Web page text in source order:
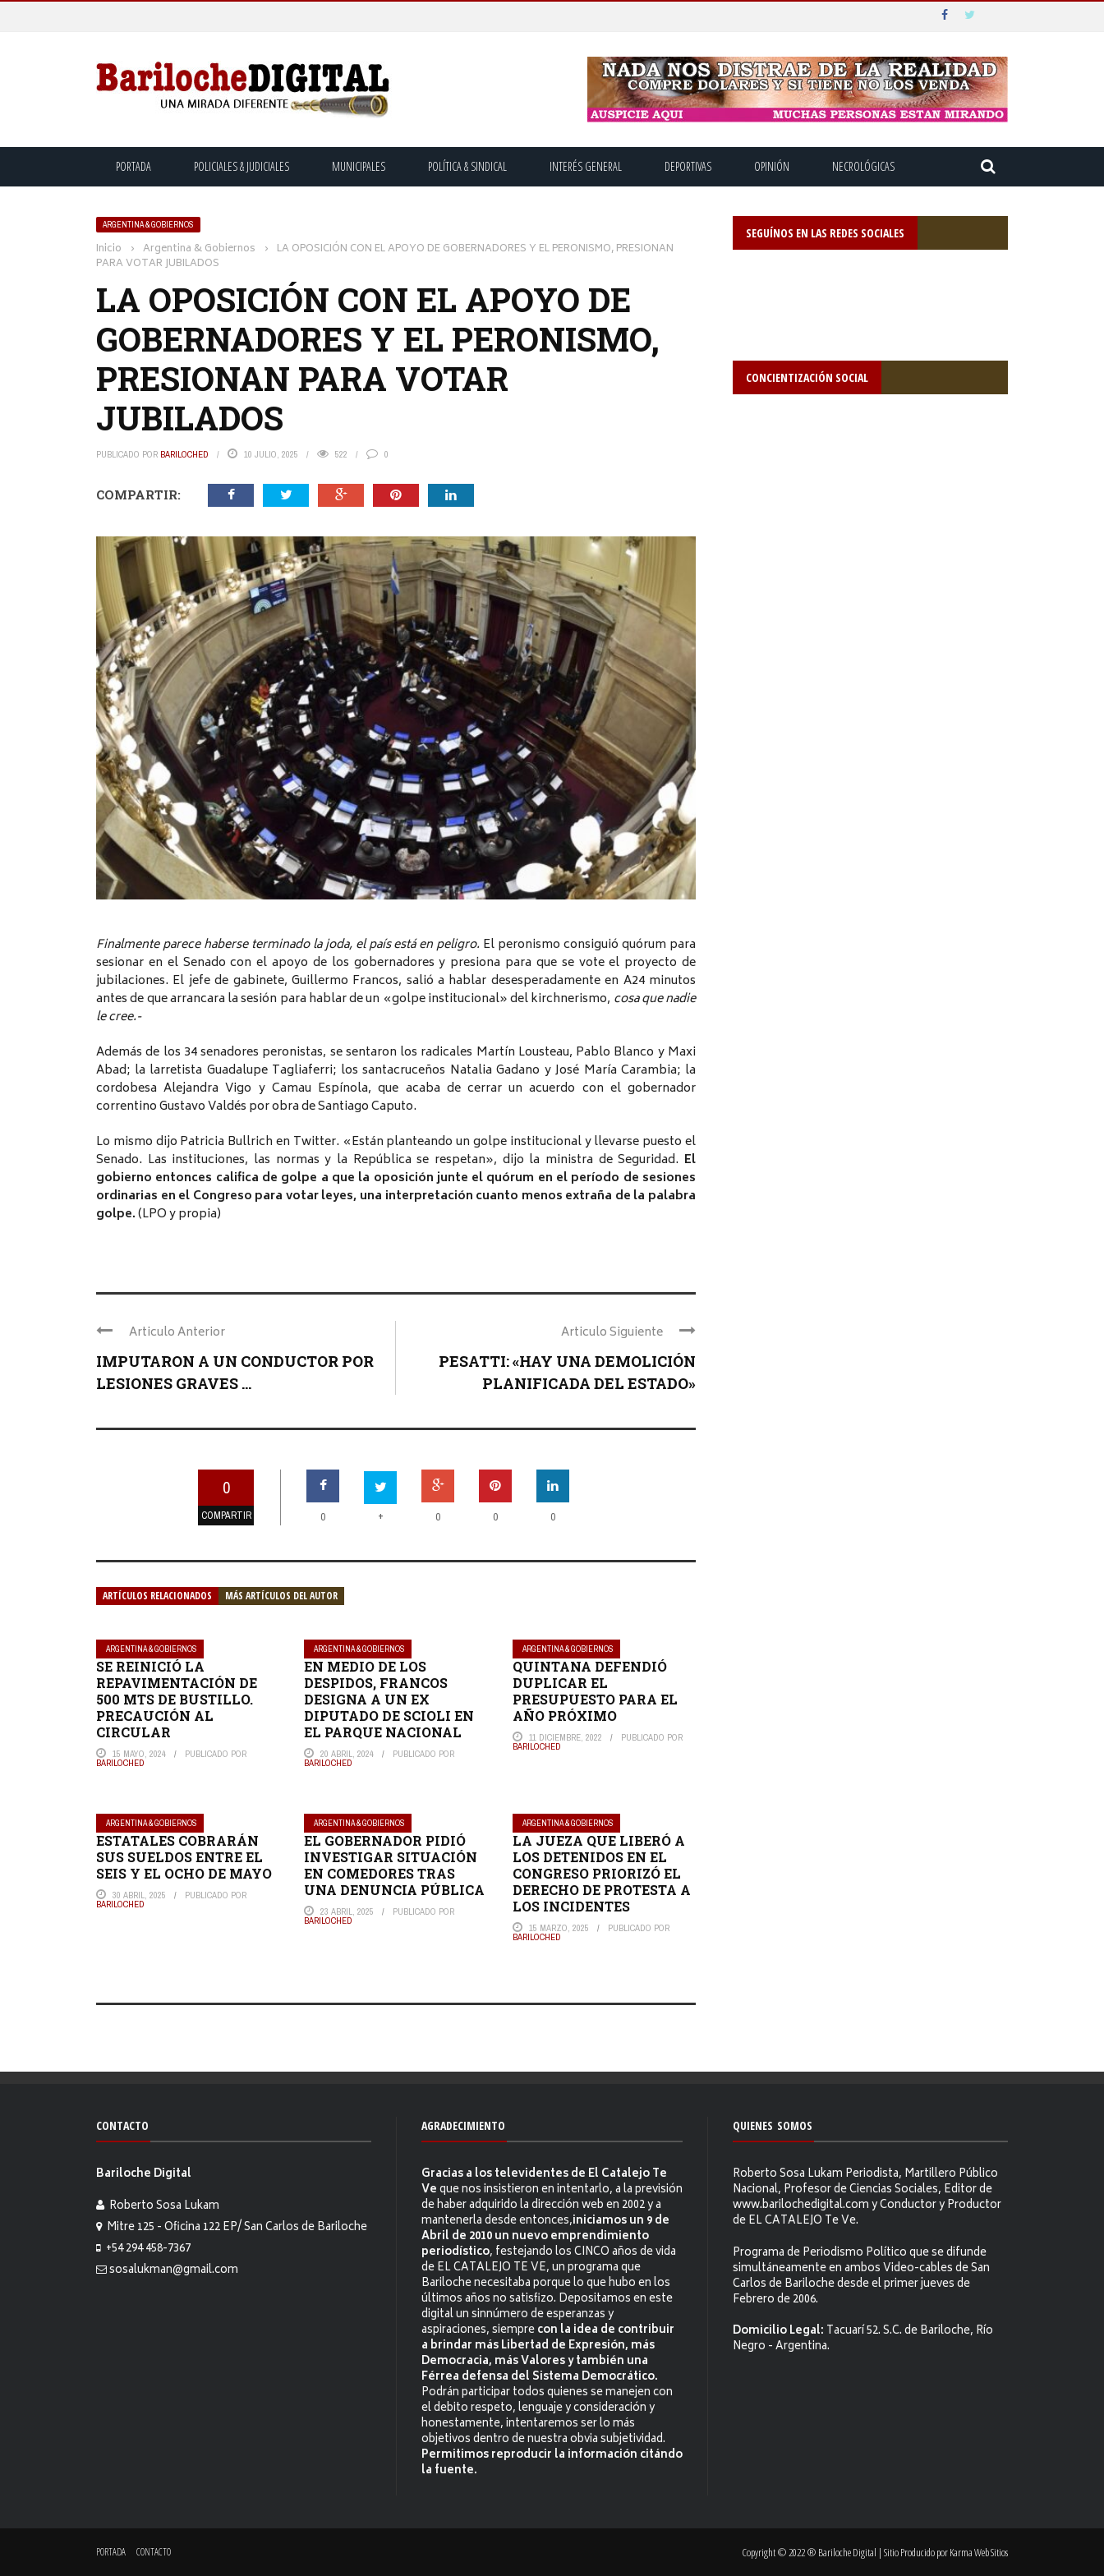
PORTADA POLICIALES & JUDICIALES MUNICIPALES POLÍTICA & SINDICAL INTERÉS GENERAL DEPORTIVAS OPINIÓN NECROLÓGICAS
ARGENTINA & GOBIERNOS
Inicio › Argentina & Gobiernos › LA OPOSICIÓN CON EL APOYO DE GOBERNADORES Y EL PERONISMO, PRESIONAN
PARA VOTAR JUBILADOS
LA OPOSICIÓN CON EL APOYO DE
GOBERNADORES Y EL PERONISMO,
PRESIONAN PARA VOTAR
JUBILADOS
PUBLICADO POR BARILOCHED 10 JULIO, 2025 522 0
COMPARTIR:
Finalmente parece haberse terminado la joda, el país está en peligro. El peronismo consiguió quórum para
sesionar en el Senado con el apoyo de los gobernadores y presiona para que se vote el proyecto de
jubilaciones. El jefe de gabinete, Guillermo Francos, salió a hablar desesperadamente en A24 minutos
antes de que arrancara la sesión para hablar de un «golpe institucional» del kirchnerismo, cosa que nadie
le cree.-
Además de los 34 senadores peronistas, se sentaron los radicales Martín Lousteau, Pablo Blanco y Maxi
Abad; la larretista Guadalupe Tagliaferri; los santacruceños Natalia Gadano y José María Carambia; la
cordobesa Alejandra Vigo y Camau Espínola, que acaba de cerrar un acuerdo con el gobernador
correntino Gustavo Valdés por obra de Santiago Caputo.
Lo mismo dijo Patricia Bullrich en Twitter. «Están planteando un golpe institucional y llevarse puesto el
Senado. Las instituciones, las normas y la República se respetan», dijo la ministra de Seguridad. El
gobierno entonces califica de golpe a que la oposición junte el quórum en el período de sesiones
ordinarias en el Congreso para votar leyes, una interpretación cuanto menos extraña de la palabra
golpe.(LPO y propia)
Articulo Anterior
IMPUTARON A UN CONDUCTOR POR
LESIONES GRAVES ...
Articulo Siguiente
PESATTI: «HAY UNA DEMOLICIÓN
PLANIFICADA DEL ESTADO»
0
COMPARTIR 0 + 0 0 0
ARTÍCULOS RELACIONADOS MÁS ARTÍCULOS DEL AUTOR
ARGENTINA & GOBIERNOS
SE REINICIÓ LA
REPAVIMENTACIÓN DE
500 MTS DE BUSTILLO.
PRECAUCIÓN AL
CIRCULAR
15 MAYO, 2024 PUBLICADO POR
BARILOCHED
ARGENTINA & GOBIERNOS
EN MEDIO DE LOS
DESPIDOS, FRANCOS
DESIGNA A UN EX
DIPUTADO DE SCIOLI EN
EL PARQUE NACIONAL
20 ABRIL, 2024 PUBLICADO POR
BARILOCHED
ARGENTINA & GOBIERNOS
QUINTANA DEFENDIÓ
DUPLICAR EL
PRESUPUESTO PARA EL
AÑO PRÓXIMO
11 DICIEMBRE, 2022 PUBLICADO POR
BARILOCHED
ARGENTINA & GOBIERNOS
ESTATALES COBRARÁN
SUS SUELDOS ENTRE EL
SEIS Y EL OCHO DE MAYO
30 ABRIL, 2025 PUBLICADO POR
BARILOCHED
ARGENTINA & GOBIERNOS
EL GOBERNADOR PIDIÓ
INVESTIGAR SITUACIÓN
EN COMEDORES TRAS
UNA DENUNCIA PÚBLICA
23 ABRIL, 2025 PUBLICADO POR
BARILOCHED
ARGENTINA & GOBIERNOS
LA JUEZA QUE LIBERÓ A
LOS DETENIDOS EN EL
CONGRESO PRIORIZÓ EL
DERECHO DE PROTESTA A
LOS INCIDENTES
15 MARZO, 2025 PUBLICADO POR
BARILOCHED
SEGUÍNOS EN LAS REDES SOCIALES
CONCIENTIZACIÓN SOCIAL
CONTACTO
Bariloche Digital
Roberto Sosa Lukam
Mitre 125 - Oficina 122 EP/ San Carlos de Bariloche
+54 294 458-7367
sosalukman@gmail.com
AGRADECIMIENTO
Gracias a los televidentes de El Catalejo Te
Veque nos insistieron en intentarlo, a la previsión
de haber adquirido la dirección web en 2002 y a
mantenerla desde entonces,iniciamos un 9 de
Abril de 2010 un nuevo emprendimiento
periodístico, festejando los CINCO años de vida
de EL CATALEJO TE VE, un programa que
Bariloche necesitaba porque lo que hubo en los
últimos años no satisfizo. Depositamos en este
digital un sinnúmero de esperanzas y
aspiraciones, siemprecon la idea de contribuir
a brindar más Libertad de Expresión, más
Democracia, más Valores y también una
Férrea defensa del Sistema Democrático.
Podrán participar todos quienes se manejen con
el debito respeto, lenguaje y consideración y
honestamente, intentaremos ser lo más
objetivos dentro de nuestra obvia subjetividad.
Permitimos reproducir la información citándo
la fuente.
QUIENES SOMOS
Roberto Sosa Lukam Periodista, Martillero Público
Nacional, Profesor de Ciencias Sociales, Editor de
www.barilochedigital.com y Conductor y Productor
de EL CATALEJO Te Ve.
Programa de Periodismo Político que se difunde
simultáneamente en ambos Video-cables de San
Carlos de Bariloche desde el primer jueves de
Febrero de 2006.
Domicilio Legal: Tacuarí 52. S.C. de Bariloche, Río
Negro - Argentina.
PORTADA CONTACTO Copyright © 2022 ® Bariloche Digital | Sitio Producido porKarma Web Sitios